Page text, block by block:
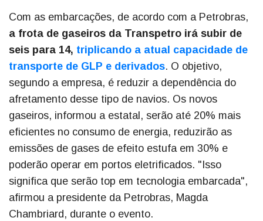
Com as embarcações, de acordo com a Petrobras,
a frota de gaseiros da Transpetro irá subir de
seis para 14, triplicando a atual capacidade de
transporte de GLP e derivados. O objetivo,
segundo a empresa, é reduzir a dependência do
afretamento desse tipo de navios. Os novos
gaseiros, informou a estatal, serão até 20% mais
eficientes no consumo de energia, reduzirão as
emissões de gases de efeito estufa em 30% e
poderão operar em portos eletrificados. "Isso
significa que serão top em tecnologia embarcada",
afirmou a presidente da Petrobras, Magda
Chambriard, durante o evento.